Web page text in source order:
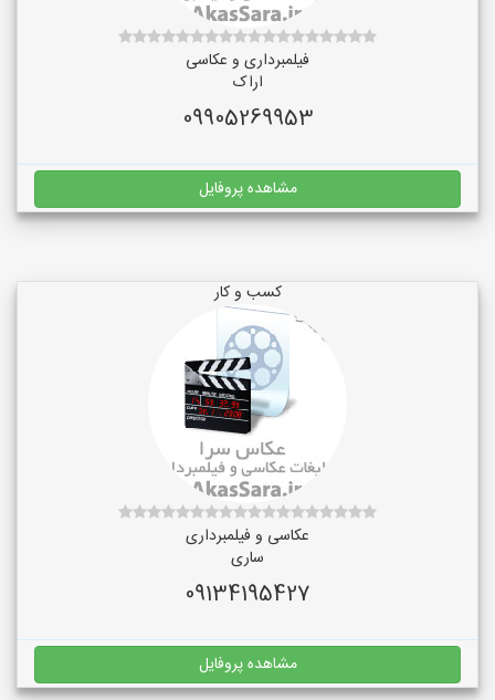
فیلمبرداری و عکاسی
اراک
09905269953
مشاهده پروفایل
کسب و کار
عکاسی و فیلمبرداری
ساری
09134195427
مشاهده پروفایل